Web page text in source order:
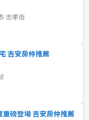
忠孝街
吉安房仲推薦
磅登場 吉安房仲推薦